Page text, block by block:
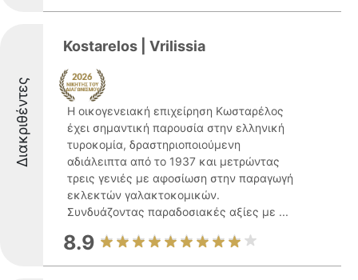
Διακριθέντες
Kostarelos | Vrilissia
Η οικογενειακή επιχείρηση Κωσταρέλος
έχει σημαντική παρουσία στην ελληνική
τυροκομία, δραστηριοποιούμενη
αδιάλειπτα από το 1937 και μετρώντας
τρεις γενιές με αφοσίωση στην παραγωγή
εκλεκτών γαλακτοκομικών.
Συνδυάζοντας παραδοσιακές αξίες με ...
8.9